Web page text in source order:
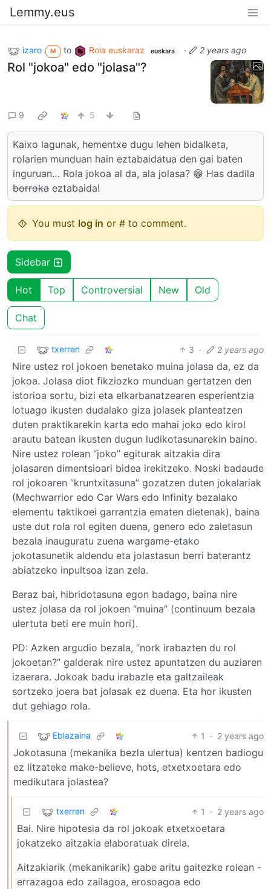
Lemmy.eus
izaro M to Rola euskaraz euskara · 2 years ago
Rol "jokoa" edo "jolasa"?
9 5
Kaixo lagunak, hementxe dugu lehen bidalketa,
rolarien munduan hain eztabaidatua den gai baten
inguruan… Rola jokoa al da, ala jolasa? 😁 Has dadila
borroka eztabaida!
You must log in or # to comment.
Sidebar
Hot Top Controversial New Old
Chat
txerren 3 · 2 years ago
Nire ustez rol jokoen benetako muina jolasa da, ez da
jokoa. Jolasa diot fikziozko munduan gertatzen den
istorioa sortu, bizi eta elkarbanatzearen esperientzia
lotuago ikusten dudalako giza jolasek planteatzen
duten praktikarekin karta edo mahai joko edo kirol
arautu batean ikusten dugun ludikotasunarekin baino.
Nire ustez rolean “joko” egiturak aitzakia dira
jolasaren dimentsioari bidea irekitzeko. Noski badaude
rol jokoaren “kruntxitasuna” gozatzen duten jokalariak
(Mechwarrior edo Car Wars edo Infinity bezalako
elementu taktikoei garrantzia ematen dietenak), baina
uste dut rola rol egiten duena, genero edo zaletasun
bezala inauguratu zuena wargame-etako
jokotasunetik aldendu eta jolastasun berri baterantz
abiatzeko inpultsoa izan zela.
Beraz bai, hibridotasuna egon badago, baina nire
ustez jolasa da rol jokoen “muina” (continuum bezala
ulertuta beti ere muin hori).
PD: Azken argudio bezala, “nork irabazten du rol
jokoetan?” galderak nire ustez apuntatzen du auziaren
izaerara. Jokoak badu irabazle eta galtzaileak
sortzeko joera bat jolasak ez duena. Eta hor ikusten
dut gehiago rola.
Eblazaina 1 · 2 years ago
Jokotasuna (mekanika bezla ulertua) kentzen badiogu
ez litzateke make-believe, hots, etxetxoetara edo
medikutara jolastea?
txerren 1 · 2 years ago
Bai. Nire hipotesia da rol jokoak etxetxoetara
jokatzeko aitzakia elaboratuak direla.
Aitzakiarik (mekanikarik) gabe aritu gaitezke rolean -
errazagoa edo zailagoa, erosoagoa edo